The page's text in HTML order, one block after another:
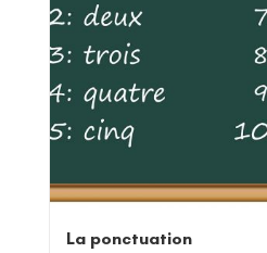
La ponctuation